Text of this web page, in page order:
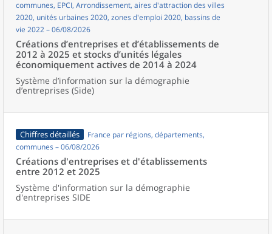
communes, EPCI, Arrondissement, aires d'attraction des villes
2020, unités urbaines 2020, zones d'emploi 2020, bassins de
vie 2022 – 06/08/2026
Créations d’entreprises et d’établissements de
2012 à 2025 et stocks d’unités légales
économiquement actives de 2014 à 2024
Système d’information sur la démographie
d’entreprises (Side)
Chiffres détaillés
France par régions, départements,
communes – 06/08/2026
Créations d'entreprises et d'établissements
entre 2012 et 2025
Système d'information sur la démographie
d'entreprises SIDE